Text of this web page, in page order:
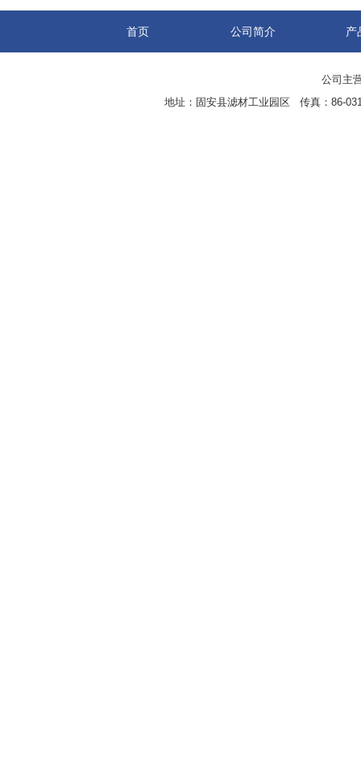
首页 公司简介 产
公司主
地址：固安县滤材工业园区 传真：86-